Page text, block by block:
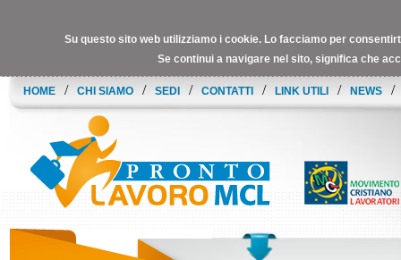
Su questo sito web utilizziamo i cookie.Lo facciamo per
Se continui a navigare nel sito, significa che
HOME / CHI SIAMO / SEDI / CONTATTI / LINK UTILI / NEWS /